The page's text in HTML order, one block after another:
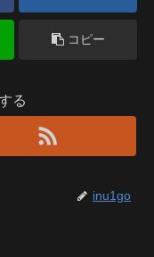
コピー
る
inu1go